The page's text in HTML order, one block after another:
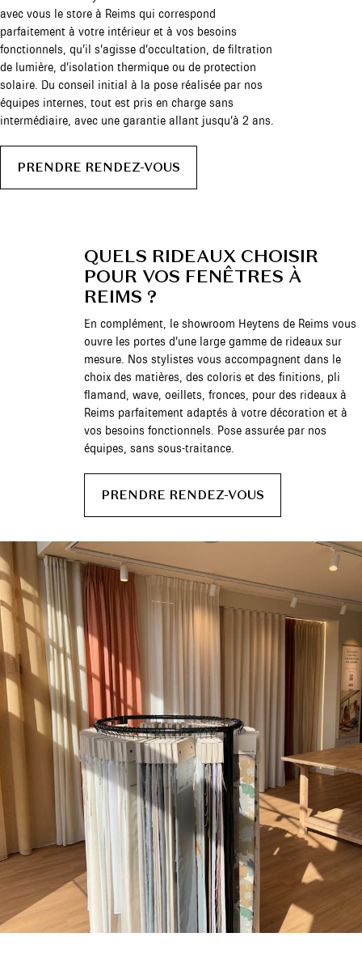
avec vous le store à Reims qui correspond
parfaitement à votre intérieur et à vos besoins
fonctionnels, qu’il s’agisse d’occultation, de filtration
de lumière, d’isolation thermique ou de protection
solaire. Du conseil initial à la pose réalisée par nos
équipes internes, tout est pris en charge sans
intermédiaire, avec une garantie allant jusqu’à 2 ans.
PRENDRE RENDEZ-VOUS
QUELS RIDEAUX CHOISIR
POUR VOS FENÊTRES À
REIMS ?
En complément, le showroom Heytens de Reims vous
ouvre les portes d’une large gamme de rideaux sur
mesure. Nos stylistes vous accompagnent dans le
choix des matières, des coloris et des finitions, pli
flamand, wave, oeillets, fronces, pour des rideaux à
Reims parfaitement adaptés à votre décoration et à
vos besoins fonctionnels. Pose assurée par nos
équipes, sans sous-traitance.
PRENDRE RENDEZ-VOUS